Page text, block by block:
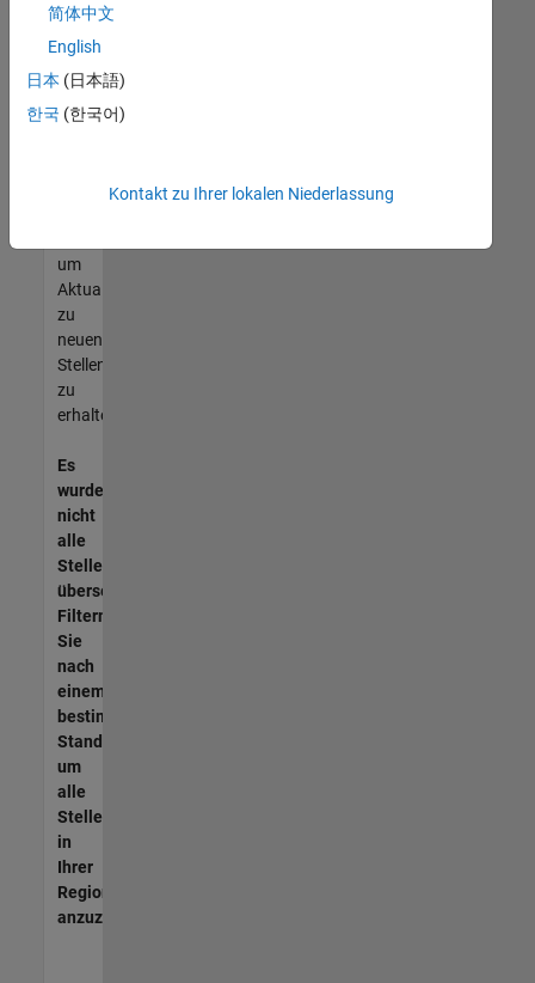
die
Ihren
entsprechen,
werden
unseres
um
Aktualisierungen
zu
neuen
Stellenangeboten
zu
erhalten.
Es
wurden
nicht
alle
Stellen
übersetzt.
Filtern
Sie
nach
einem
bestimmten
Standort,
um
alle
Stellenangebote
in
Ihrer
Region
anzuzeigen.
简体中文
English
日本 (日本語)
한국 (한국어)
Kontakt zu Ihrer lokalen Niederlassung